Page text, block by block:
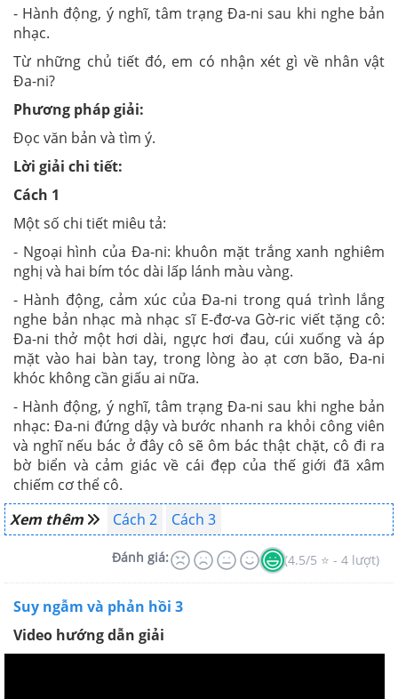
- Hành động, ý nghĩ, tâm trạng Đa-ni sau khi nghe bản
nhạc.
Từ những chủ tiết đó, em có nhận xét gì về nhân vật
Đa-ni?
Phương pháp giải:
Đọc văn bản và tìm ý.
Lời giải chi tiết:
Cách 1
Một số chi tiết miêu tả:
- Ngoại hình của Đa-ni: khuôn mặt trắng xanh nghiêm
nghị và hai bím tóc dài lấp lánh màu vàng.
- Hành động, cảm xúc của Đa-ni trong quá trình lắng
nghe bản nhạc mà nhạc sĩ E-đơ-va Gờ-ric viết tặng cô:
Đa-ni thở một hơi dài, ngực hơi đau, cúi xuống và áp
mặt vào hai bàn tay, trong lòng ào ạt cơn bão, Đa-ni
khóc không cần giấu ai nữa.
- Hành động, ý nghĩ, tâm trạng Đa-ni sau khi nghe bản
nhạc: Đa-ni đứng dậy và bước nhanh ra khỏi công viên
và nghĩ nếu bác ở đây cô sẽ ôm bác thật chặt, cô đi ra
bờ biển và cảm giác về cái đẹp của thế giới đã xâm
chiếm cơ thể cô.
Xem thêm
Cách 2 Cách 3
Đánh giá: (4.5/5 ⭐ - 4 lượt)
Suy ngẫm và phản hồi 3
Video hướng dẫn giải